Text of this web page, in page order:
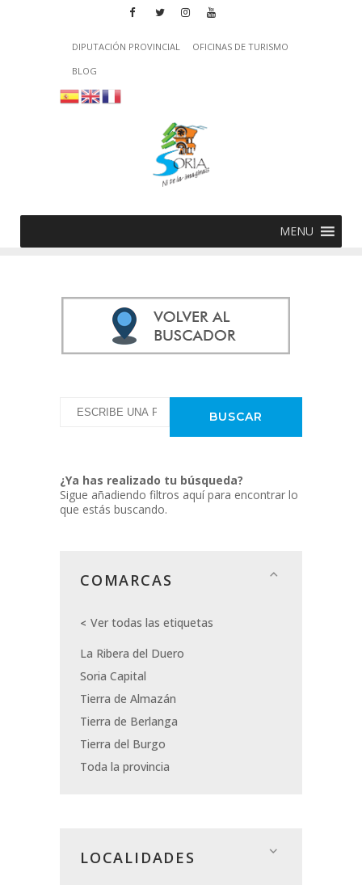
DIPUTACIÓN PROVINCIAL
OFICINAS DE TURISMO
BLOG
MENU
¿Ya has realizado tu búsqueda?
Sigue añadiendo filtros aquí para encontrar lo
que estás buscando.
COMARCAS
Ver todas las etiquetas
La Ribera del Duero
Soria Capital
Tierra de Almazán
Tierra de Berlanga
Tierra del Burgo
Toda la provincia
LOCALIDADES